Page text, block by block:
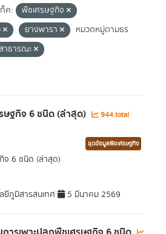
ค:
พืชเศรษฐกิจ
ยางพารา
หมวดหมู่ตามธร
าธารณะ
ฐกิจ 6 ชนิด (ล่าสุด)
944 total
ชุดข้อมูลพืชเศรษฐกิจ
จ 6 ชนิด (ล่าสุด)
ยีภูมิสารสนเทศ 5 มีนาคม 2569